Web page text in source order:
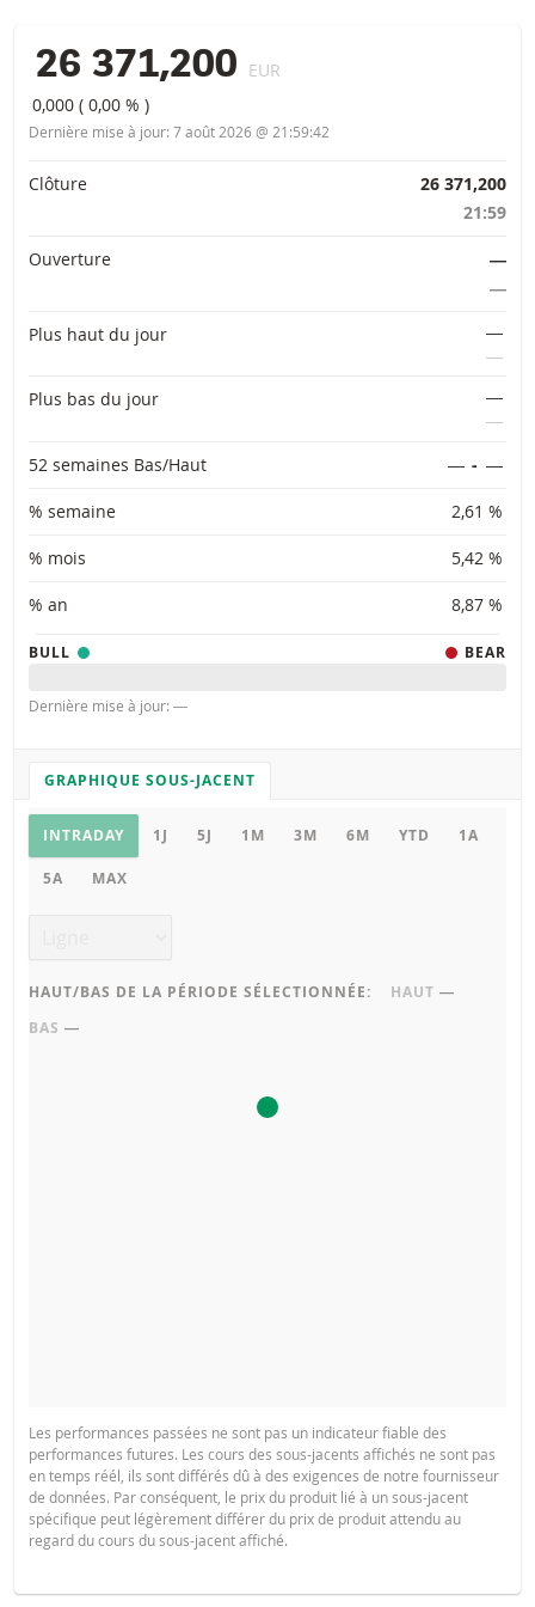
26 371,200 EUR
0,000 (0,00 % )
Dernière mise à jour: 7 août 2026 @ 21:59:42
Informations importantes
Clôture
26 371,200
21:59
Ouverture
―
―
Plus haut du jour
―
―
Plus bas du jour
―
―
52 semaines Bas/Haut
― - ―
% semaine 2,61 %
% mois 5,42 %
% an 8,87 %
BULL BEAR
Dernière mise à jour: ―
GRAPHIQUE SOUS-JACENT
Graphique sous-jacent
PARAMÈTRES DU GRAPHIQUE
INTRADAY
1J 5J 1M 3M 6M YTD 1A
5A MAX
HAUT/BAS DE LA PÉRIODE SÉLECTIONNÉE: HAUT ―
BAS ―
Les performances passées ne sont pas un indicateur fiable des
performances futures. Les cours des sous-jacents affichés ne sont pas
en temps réél, ils sont différés dû à des exigences de notre fournisseur
de données. Par conséquent, le prix du produit lié à un sous-jacent
spécifique peut légèrement différer du prix de produit attendu au
regard du cours du sous-jacent affiché.